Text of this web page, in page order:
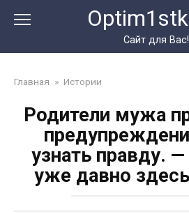
Сайт для Вас!
Главная » Истории
Родители мужа
узнать правду.
уже давно